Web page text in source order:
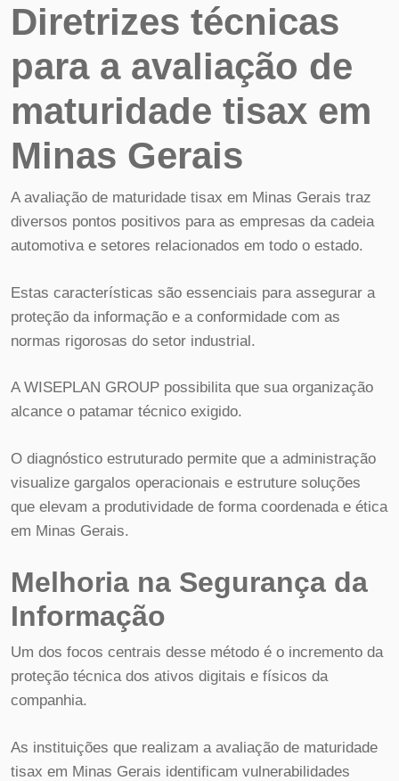
Diretrizes técnicas
para a avaliação de
maturidade tisax em
Minas Gerais
A avaliação de maturidade tisax em Minas Gerais traz
diversos pontos positivos para as empresas da cadeia
automotiva e setores relacionados em todo o estado.
Estas características são essenciais para assegurar a
proteção da informação e a conformidade com as
normas rigorosas do setor industrial.
A WISEPLAN GROUP possibilita que sua organização
alcance o patamar técnico exigido.
O diagnóstico estruturado permite que a administração
visualize gargalos operacionais e estruture soluções
que elevam a produtividade de forma coordenada e ética
em Minas Gerais.
Melhoria na Segurança da
Informação
Um dos focos centrais desse método é o incremento da
proteção técnica dos ativos digitais e físicos da
companhia.
As instituições que realizam a avaliação de maturidade
tisax em Minas Gerais identificam vulnerabilidades